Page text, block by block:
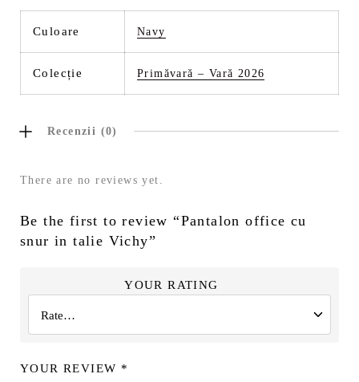
Culoare Navy
Colecție Primăvară – Vară 2026
Recenzii (0)
There are no reviews yet.
Be the first to review “Pantalon office cu
snur in talie Vichy”
YOUR RATING
YOUR REVIEW *